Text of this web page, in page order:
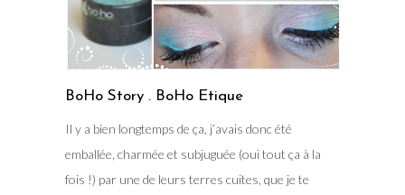
BoHo Story . BoHo Etique
Il y a bien longtemps de ça, j’avais donc été
emballée, charmée et subjuguée (oui tout ça à la
fois !) par une de leurs terres cuites, que je te